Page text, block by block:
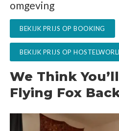
omgeving
BEKIJK PRIJS OP BOOKING
BEKIJK PRIJS OP
We Think
Flying Fox